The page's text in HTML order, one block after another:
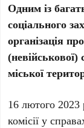
Одним із
соціального
організація
міської
16 лютого 2023
комісії у